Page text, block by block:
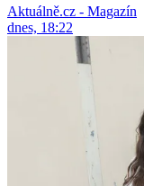
Aktuálně.cz - Magazín
dnes, 18:22